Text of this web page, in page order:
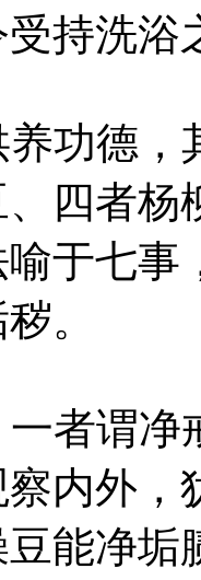
持洗浴
功德
四者杨
于七
。
者谓
内外，
能净垢